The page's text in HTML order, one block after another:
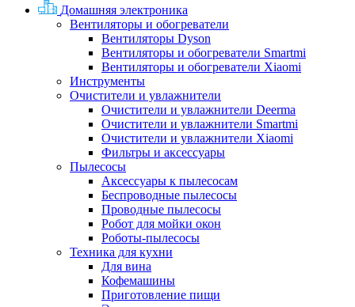
Домашняя электроника
Вентиляторы и обогреватели
Вентиляторы Dyson
Вентиляторы и обогреватели Smartmi
Вентиляторы и обогреватели Xiaomi
Инструменты
Очистители и увлажнители
Очистители и увлажнители Deerma
Очистители и увлажнители Smartmi
Очистители и увлажнители Xiaomi
Фильтры и аксессуары
Пылесосы
Аксессуары к пылесосам
Беспроводные пылесосы
Проводные пылесосы
Робот для мойки окон
Роботы-пылесосы
Техника для кухни
Для вина
Кофемашины
Приготовление пищи